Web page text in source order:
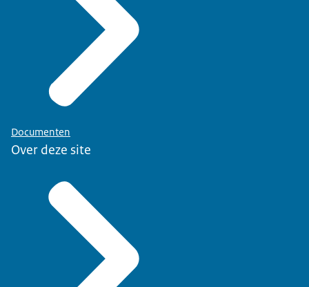
Documenten
Over deze site